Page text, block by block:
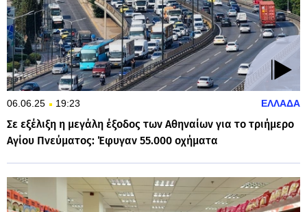
06.06.25 19:23 ΕΛΛΑΔΑ
Σε εξέλιξη η μεγάλη έξοδος των Αθηναίων για το τριήμερο
Αγίου Πνεύματος: Έφυγαν 55.000 οχήματα